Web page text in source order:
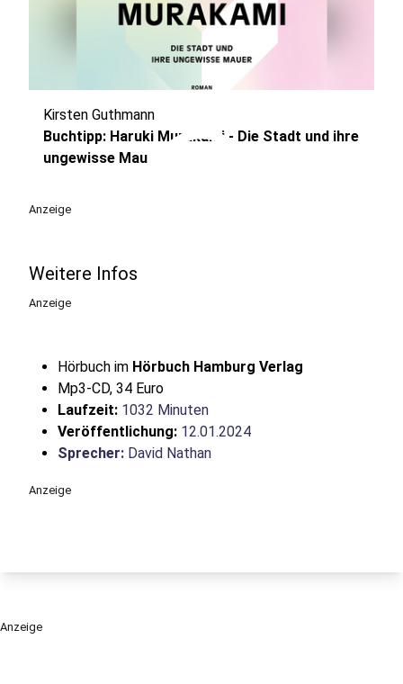
play_circle
Kirsten Guthmann
Buchtipp: Haruki Murakami - Die Stadt und ihre
ungewisse Mau
Anzeige
Weitere Infos
Anzeige
Hörbuch im Hörbuch Hamburg Verlag
Mp3-CD, 34 Euro
Laufzeit: 1032 Minuten
Veröffentlichung: 12.01.2024
Sprecher: David Nathan
Anzeige
Anzeige